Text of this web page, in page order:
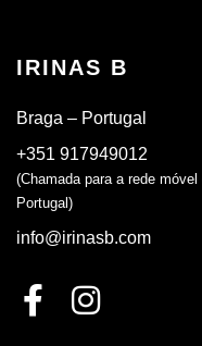
IRINAS B
Braga – Portugal
+351 917949012
(Chamada para a rede
Portugal)
info@irinasb.com